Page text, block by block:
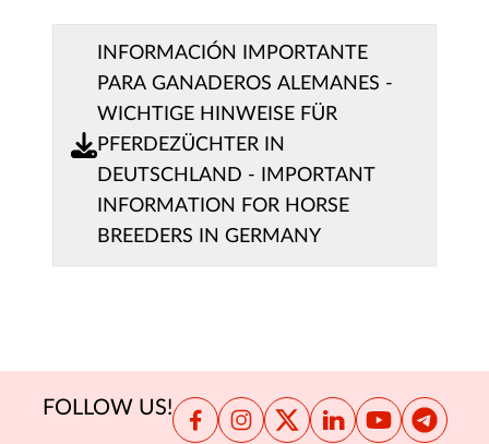
INFORMACIÓN IMPORTANTE
PARA GANADEROS ALEMANES -
WICHTIGE HINWEISE FÜR
PFERDEZÜCHTER IN
DEUTSCHLAND - IMPORTANT
INFORMATION FOR HORSE
BREEDERS IN GERMANY
Anleitung zur Einschreibung des Pferdes in
das Zuchtbuch (103)
Hinweise für die Antragstellung Körung
FOLLOW US!